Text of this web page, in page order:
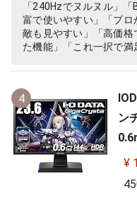
「240Hzでヌルヌル」
富で使いやすい」「プ
敵も見やすい」「高価格
た機能」「これ一択で満
4
ン
横
¥